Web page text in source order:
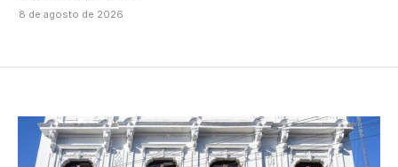
8 de agosto de 2026